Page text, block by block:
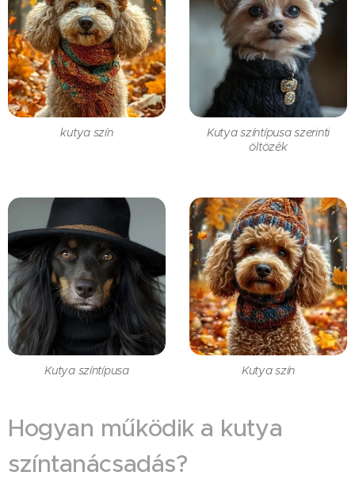
kutya szín
Kutya színtípusa szerinti
öltözék
Kutya színtípusa Kutya szín
Hogyan működik a kutya
színtanácsadás?